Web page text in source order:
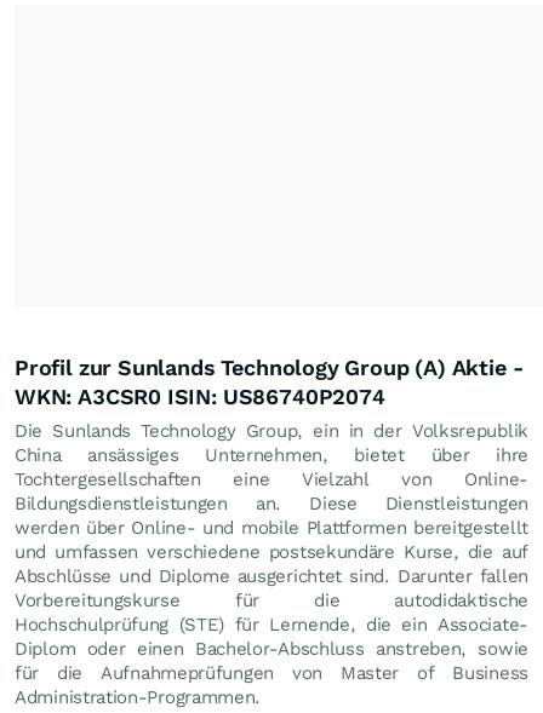
Profil zur Sunlands Technology Group (A) Aktie -
WKN: A3CSR0 ISIN: US86740P2074
Die Sunlands Technology Group, ein in der Volksrepublik
China ansässiges Unternehmen, bietet über ihre
Tochtergesellschaften eine Vielzahl von Online-
Bildungsdienstleistungen an. Diese Dienstleistungen
werden über Online- und mobile Plattformen bereitgestellt
und umfassen verschiedene postsekundäre Kurse, die auf
Abschlüsse und Diplome ausgerichtet sind. Darunter fallen
Vorbereitungskurse für die autodidaktische
Hochschulprüfung (STE) für Lernende, die ein Associate-
Diplom oder einen Bachelor-Abschluss anstreben, sowie
für die Aufnahmeprüfungen von Master of Business
Administration-Programmen.